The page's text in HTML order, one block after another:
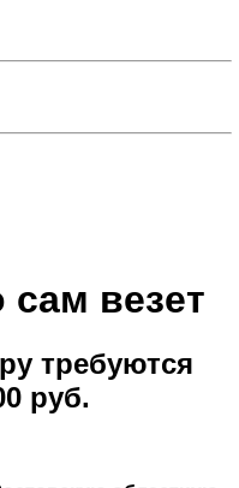
сам везет
требуются
руб.